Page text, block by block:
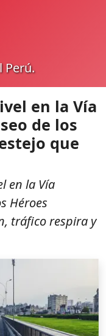
Perú.
en la Vía
de los
que
en la Vía
Héroes
tráfico respira y